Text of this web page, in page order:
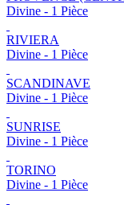
Divine - 1 Pièce
RIVIERA
Divine - 1 Pièce
SCANDINAVE
Divine - 1 Pièce
SUNRISE
Divine - 1 Pièce
TORINO
Divine - 1 Pièce